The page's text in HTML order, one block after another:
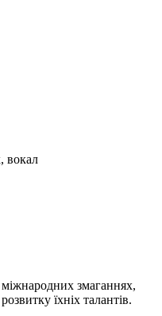
вокал
змаганнях,
їхніх талантів.